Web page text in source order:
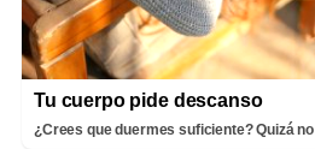
Tu cuerpo pide descanso
¿Crees que duermes suficiente? Quizá no